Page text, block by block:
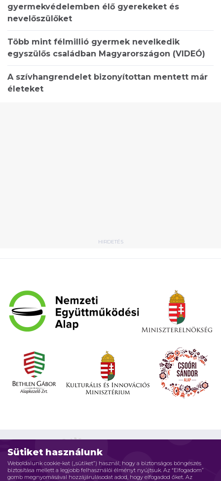
Sütiket használunk
Weboldalunk cookie-kat („sütiket”) használ, hogy a biztonságos böngészés
biztosítása mellett a legjobb felhasználói élményt nyújtsuk. Az “Elfogadom”
gomb megnyomásával hozzájárulásodat adod, hogy elfogadod őket. Az
gyermekvédelemben élő gyerekeket és
nevelőszülőket
Több mint félmillió gyermek nevelkedik
egyszülős családban Magyarországon (VIDEÓ)
A szívhangrendelet bizonyítottan mentett már
életeket
HIRDETÉS
Impresszum Adatvédelmi elvek Jogi nyilatkozat